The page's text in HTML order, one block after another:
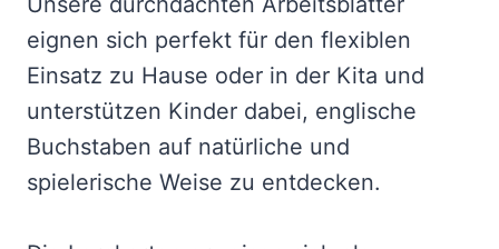
eignen sich perfekt für den flexiblen
Einsatz zu Hause oder in der Kita und
unterstützen Kinder dabei, englische
Buchstaben auf natürliche und
spielerische Weise zu entdecken.